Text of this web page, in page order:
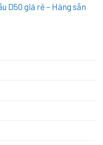
D50 giá rẻ – Hàng sẵn